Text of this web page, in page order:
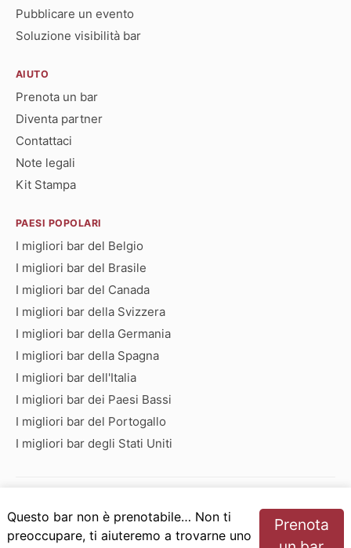
Questo bar non è prenotabile… Non ti
preoccupare, ti aiuteremo a trovarne uno
Prenota
Pubblicare un evento
Soluzione visibilità bar
AIUTO
Prenota un bar
Diventa partner
Contattaci
Note legali
Kit Stampa
PAESI POPOLARI
I migliori bar del Belgio
I migliori bar del Brasile
I migliori bar del Canada
I migliori bar della Svizzera
I migliori bar della Germania
I migliori bar della Spagna
I migliori bar dell'Italia
I migliori bar dei Paesi Bassi
I migliori bar del Portogallo
I migliori bar degli Stati Uniti
D E M
N